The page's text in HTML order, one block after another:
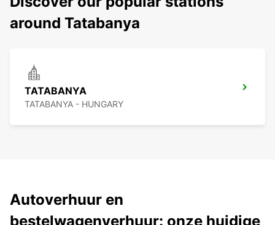
around Tatabanya
TATABANYA
TATABANYA - HUNGARY
Autoverhuur en
bestelwagenverhuur: onze huidige